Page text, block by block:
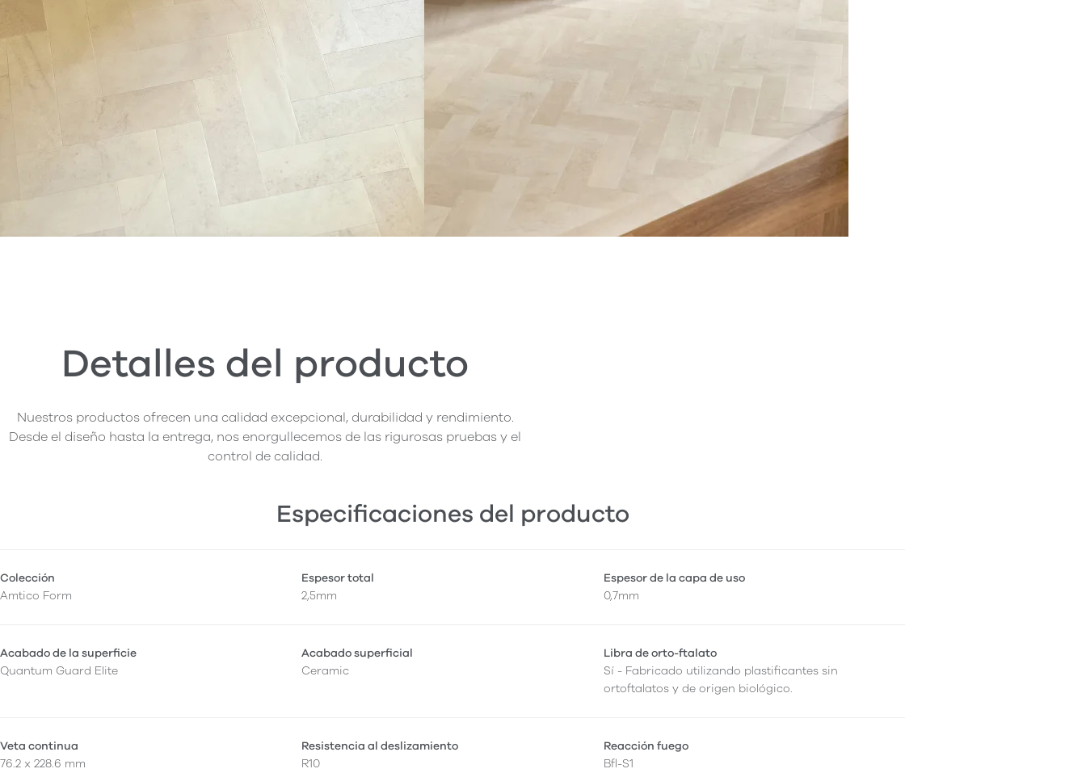
Detalles del producto
Nuestros productos ofrecen una calidad excepcional, durabilidad y rendimiento.
Desde el diseño hasta la entrega, nos enorgullecemos de las rigurosas pruebas y el
control de calidad.
Especificaciones del producto
Colección
Amtico Form
Espesor total
2,5mm
Espesor de la capa de uso
0,7mm
Acabado de la superficie
Quantum Guard Elite
Acabado superficial
Ceramic
Libra de orto-ftalato
Sí - Fabricado utilizando plastificantes sin
ortoftalatos y de origen biológico.
Veta continua
76.2 x 228.6 mm
Resistencia al deslizamiento
R10
Reacción fuego
Bfl-S1